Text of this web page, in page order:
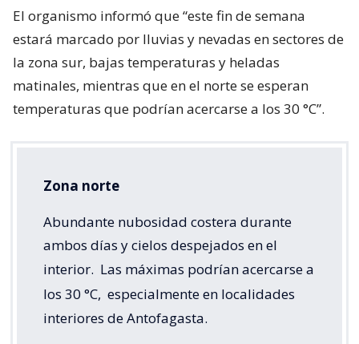
El organismo informó que “este fin de semana
estará marcado por lluvias y nevadas en sectores de
la zona sur, bajas temperaturas y heladas
matinales, mientras que en el norte se esperan
temperaturas que podrían acercarse a los 30 °C”.
Zona norte
Abundante nubosidad costera durante
ambos días y cielos despejados en el
interior. Las máximas podrían acercarse a
los 30 °C, especialmente en localidades
interiores de Antofagasta.